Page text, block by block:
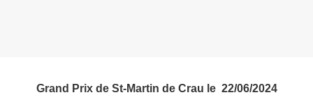
Grand Prix de St-Martin de Crau le 22/06/2024